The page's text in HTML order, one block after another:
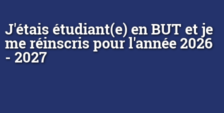
J'étais étudiant(e) en BUT et je
me réinscris pour l'année 2026
- 2027